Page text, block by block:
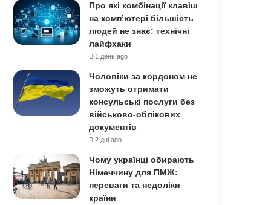
Про які комбінації клавіш
на комп’ютері більшість
людей не знає: технічні
лайфхаки
1 день ago
Чоловіки за кордоном не
зможуть отримати
консульські послуги без
військово-облікових
документів
2 дні ago
Чому українці обирають
Німеччину для ПМЖ:
переваги та недоліки
країни